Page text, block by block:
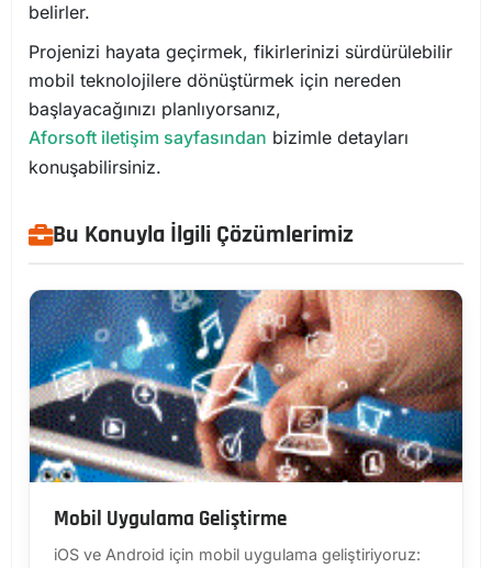
belirler.
Projenizi hayata geçirmek, fikirlerinizi sürdürülebilir
mobil teknolojilere dönüştürmek için nereden
başlayacağınızı planlıyorsanız,
Aforsoft iletişim sayfasından bizimle detayları
konuşabilirsiniz.
Bu Konuyla İlgili Çözümlerimiz
Mobil Uygulama Geliştirme
iOS ve Android için mobil uygulama geliştiriyoruz: